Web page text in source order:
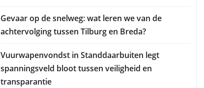
Gevaar op de snelweg: wat leren we van de
achtervolging tussen Tilburg en Breda?
Vuurwapenvondst in Standdaarbuiten legt
spanningsveld bloot tussen veiligheid en
transparantie